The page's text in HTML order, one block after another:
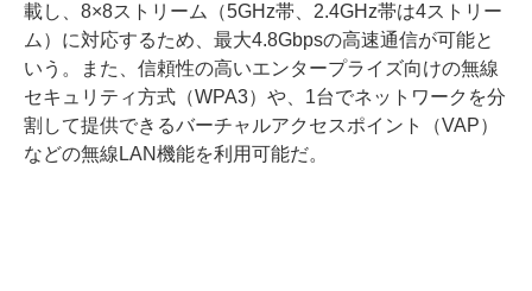
載し、8×8ストリーム（5GHz帯、2.4GHz帯は4ストリー
ム）に対応するため、最大4.8Gbpsの高速通信が可能と
いう。また、信頼性の高いエンタープライズ向けの無線
セキュリティ方式（WPA3）や、1台でネットワークを分
割して提供できるバーチャルアクセスポイント（VAP）
などの無線LAN機能を利用可能だ。